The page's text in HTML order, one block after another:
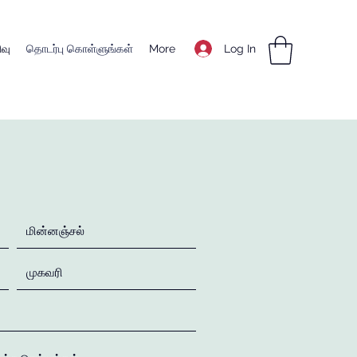
தொடர்பு கொள்ளுங்கள் More Log In